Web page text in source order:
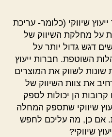
שיווקי (כלומר- עריכת
על מחלקת השיווק של
דגש גדול יותר על
השוטפת. חברות ייעוץ
שונות לשווק את המוצרים
את צוות השיווק של
הן יכולות לספק
שיווקי שתספק המחלה
אם כן, מה עליכם לחפש
שיווקי?